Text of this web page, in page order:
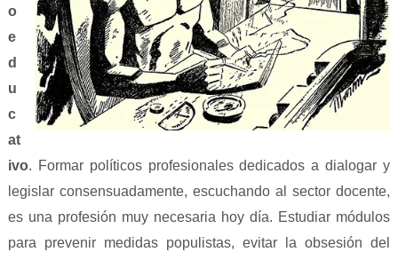
o
e
d
u
c
at
ivo. Formar políticos profesionales dedicados a dialogar y
legislar consensuadamente, escuchando al sector docente,
es una profesión muy necesaria hoy día. Estudiar módulos
para prevenir medidas populistas, evitar la obsesión del